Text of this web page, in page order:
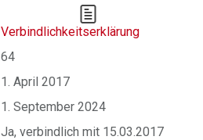
Verbindlichkeitserklärung
64
1. April 2017
1. September 2024
Ja, verbindlich mit 15.03.2017